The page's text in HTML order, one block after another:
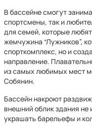
В бассейне смогут
спортсмены, так и
для семей, которые
жемчужина “Лужников”,
спорткомплекс, но и
направление.
из самых любимых мест
Собянин.
Бассейн накроют
внешний облик здания не
украшать барельефы и